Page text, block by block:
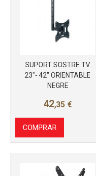
SUPORT SOSTRE TV
23"- 42" ORIENTABLE
NEGRE
42,35 €
COMPRAR